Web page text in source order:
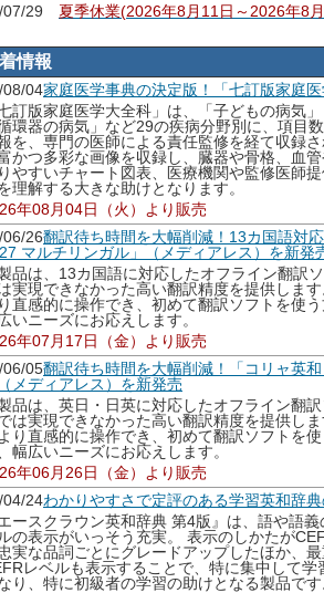
07/29 夏季休業(2026年8月11日～2026年8
情報
08/04家庭医学事典の決定版！「七訂版家庭
七訂版家庭医学大全科」は、「子どもの病気
循環器の病気」など29の疾病分野別に、項目
を、専門の医師による責任監修を経て収録
かつ多彩な画像を収録し、臓器や骨格、血
やすいチャート図表、医療機関や監修医師
理解する大きな助けとなります。
年08月04日（火）より販売
06/26翻訳待ち時間を大幅削減！13カ国語対
マルチリンガル」（メディアレス）を新発
品は、13カ国語に対応したオフライン翻訳
実現できなかった高い翻訳精度を提供しま
直感的に操作でき、初めて翻訳ソフトを使
いニーズにお応えします。
年07月17日（金）より販売
06/05翻訳待ち時間を大幅削減！「コリャ英
メディアレス）を新発売
品は、英日・日英に対応したオフライン翻
は実現できなかった高い翻訳精度を提供し
り直感的に操作でき、初めて翻訳ソフトを
幅広いニーズにお応えします。
年06月26日（金）より販売
04/24わかりやすさで定評のある学習英和辞
エースクラウン英和辞典 第4版』は、語や語
の表示がいっそう充実。 表示のしかたが
実な品詞ごとにグレードアップしたほか、
レベルも表示することで、特に集中して
り、特に初級者の学習の助けとなる製品で